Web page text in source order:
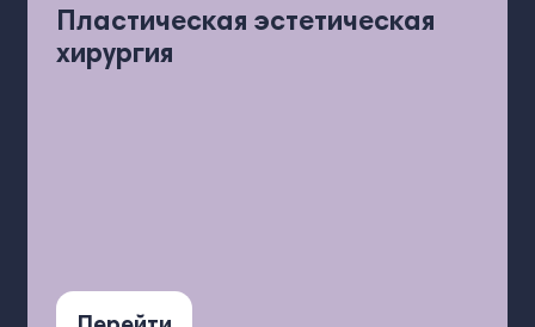
Пластическая эстетическая
хирургия